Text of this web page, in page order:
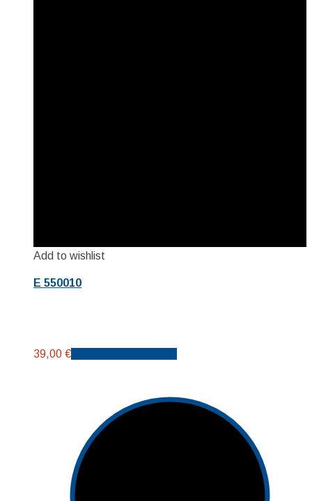
Add to wishlist
E 550010
39,00 €